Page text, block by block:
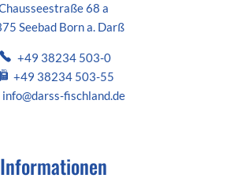
68 a
Seebad Born a. Darß
+49 38234 503-0
+49 38234 503-55
info@darss-fischland.de
Informationen